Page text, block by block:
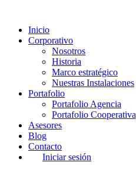
Inicio
Corporativo
Nosotros
Historia
Marco estratégico
Nuestras Instalaciones
Portafolio
Portafolio Agencia
Portafolio Cooperativa
Asesores
Blog
Contacto
Iniciar sesión